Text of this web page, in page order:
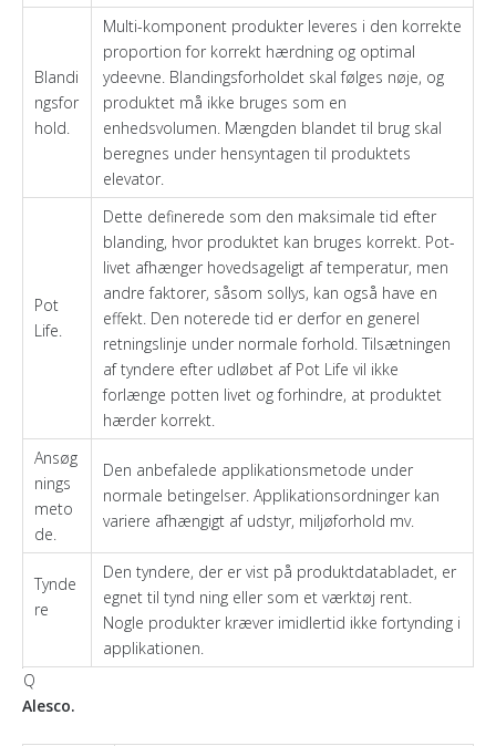
Blandi
ngsfor
hold.
Multi-komponent produkter leveres i den korrekte
proportion for korrekt hærdning og optimal
ydeevne. Blandingsforholdet skal følges nøje, og
produktet må ikke bruges som en
enhedsvolumen. Mængden blandet til brug skal
beregnes under hensyntagen til produktets
elevator.
Pot
Life.
Dette definerede som den maksimale tid efter
blanding, hvor produktet kan bruges korrekt. Pot-
livet afhænger hovedsageligt af temperatur, men
andre faktorer, såsom sollys, kan også have en
effekt. Den noterede tid er derfor en generel
retningslinje under normale forhold. Tilsætningen
af ​​tyndere efter udløbet af Pot Life vil ikke
forlænge potten livet og forhindre, at produktet
hærder korrekt.
Ansøg
nings
meto
de.
Den anbefalede applikationsmetode under
normale betingelser. Applikationsordninger kan
variere afhængigt af udstyr, miljøforhold mv.
Tynde
re
Den tyndere, der er vist på produktdatabladet, er
egnet til tynd ning eller som et værktøj rent.
Nogle produkter kræver imidlertid ikke fortynding i
applikationen.
Q
Alesco.